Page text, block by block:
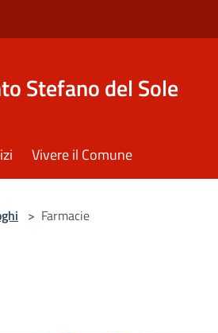
Stefano del Sole
Vivere il Comune
> Farmacie